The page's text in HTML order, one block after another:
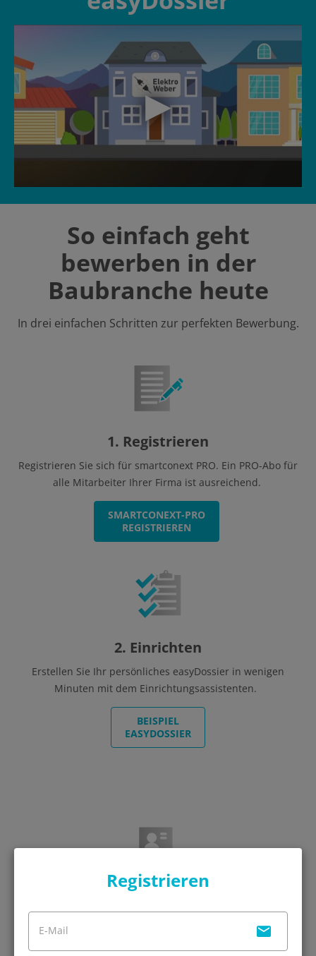
So einfach geht
bewerben in der
Baubranche heute
In drei einfachen Schritten zur perfekten Bewerbung.
1. Registrieren
Registrieren Sie sich für smartconext PRO. Ein PRO-Abo für
alle Mitarbeiter Ihrer Firma ist ausreichend.
SMARTCONEXT-PRO
REGISTRIEREN
2. Einrichten
Erstellen Sie Ihr persönliches easyDossier in wenigen
Minuten mit dem Einrichtungsassistenten.
BEISPIEL
EASYDOSSIER
3. Bewerben
Senden Sie Ihre Bewerbung direkt aus smartconext an
Entscheider oder laden Sie Ihre vollständige Bewerbung als
Registrieren
E-Mail